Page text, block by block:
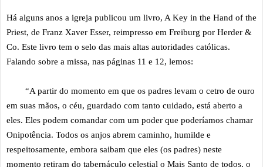
Há alguns anos a igreja publicou um livro, A Key in the Hand of the
Priest, de Franz Xaver Esser, reimpresso em Freiburg por Herder &
Co. Este livro tem o selo das mais altas autoridades católicas.
Falando sobre a missa, nas páginas 11 e 12, lemos:
“A partir do momento em que os padres levam o cetro de ouro
em suas mãos, o céu, guardado com tanto cuidado, está aberto a
eles. Eles podem comandar com um poder que poderíamos chamar
Onipotência. Todos os anjos abrem caminho, humilde e
respeitosamente, embora saibam que eles (os padres) neste
momento retiram do tabernáculo celestial o Mais Santo de todos, o